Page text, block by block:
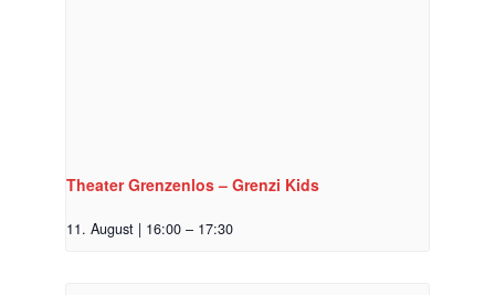
Theater Grenzenlos – Grenzi Kids
11. August | 16:00 – 17:30